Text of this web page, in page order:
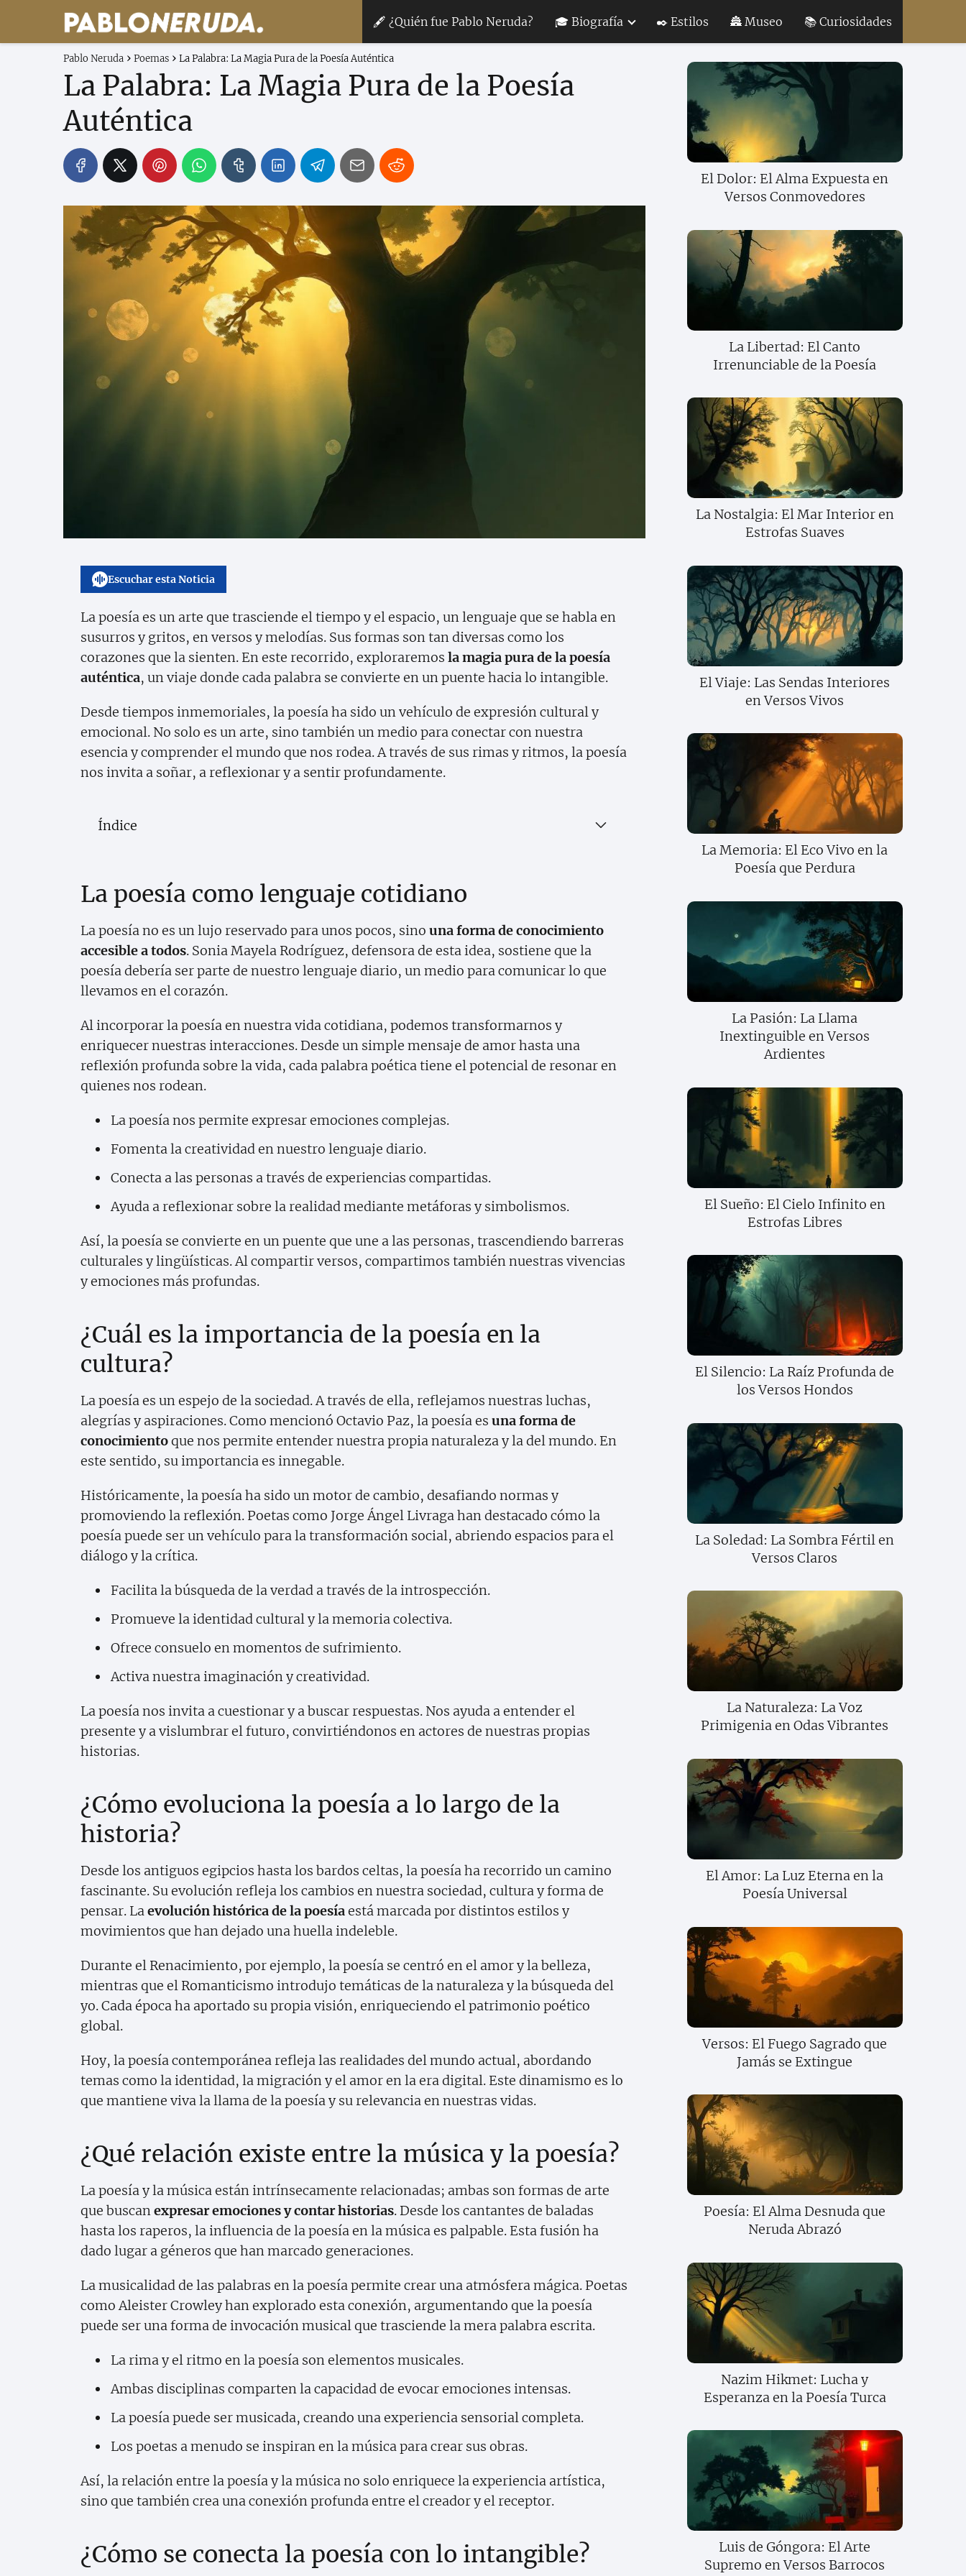
🖋 ¿Quién fue Pablo Neruda? 🎓 Biografía ✒️ Estilos 🏯 Museo 📚 Curiosidades
Pablo Neruda Poemas La Palabra: La Magia Pura de la Poesía Auténtica
La Palabra: La Magia Pura de la Poesía
Auténtica
Escuchar esta Noticia
La poesía es un arte que trasciende el tiempo y el espacio, un lenguaje que se habla en
susurros y gritos, en versos y melodías. Sus formas son tan diversas como los
corazones que la sienten. En este recorrido, exploraremos la magia pura de la poesía
auténtica, un viaje donde cada palabra se convierte en un puente hacia lo intangible.
Desde tiempos inmemoriales, la poesía ha sido un vehículo de expresión cultural y
emocional. No solo es un arte, sino también un medio para conectar con nuestra
esencia y comprender el mundo que nos rodea. A través de sus rimas y ritmos, la poesía
nos invita a soñar, a reflexionar y a sentir profundamente.
Índice
La poesía como lenguaje cotidiano
La poesía no es un lujo reservado para unos pocos, sino una forma de conocimiento
accesible a todos. Sonia Mayela Rodríguez, defensora de esta idea, sostiene que la
poesía debería ser parte de nuestro lenguaje diario, un medio para comunicar lo que
llevamos en el corazón.
Al incorporar la poesía en nuestra vida cotidiana, podemos transformarnos y
enriquecer nuestras interacciones. Desde un simple mensaje de amor hasta una
reflexión profunda sobre la vida, cada palabra poética tiene el potencial de resonar en
quienes nos rodean.
La poesía nos permite expresar emociones complejas.
Fomenta la creatividad en nuestro lenguaje diario.
Conecta a las personas a través de experiencias compartidas.
Ayuda a reflexionar sobre la realidad mediante metáforas y simbolismos.
Así, la poesía se convierte en un puente que une a las personas, trascendiendo barreras
culturales y lingüísticas. Al compartir versos, compartimos también nuestras vivencias
y emociones más profundas.
¿Cuál es la importancia de la poesía en la
cultura?
La poesía es un espejo de la sociedad. A través de ella, reflejamos nuestras luchas,
alegrías y aspiraciones. Como mencionó Octavio Paz, la poesía es una forma de
conocimientoque nos permite entender nuestra propia naturaleza y la del mundo. En
este sentido, su importancia es innegable.
Históricamente, la poesía ha sido un motor de cambio, desafiando normas y
promoviendo la reflexión. Poetas como Jorge Ángel Livraga han destacado cómo la
poesía puede ser un vehículo para la transformación social, abriendo espacios para el
diálogo y la crítica.
Facilita la búsqueda de la verdad a través de la introspección.
Promueve la identidad cultural y la memoria colectiva.
Ofrece consuelo en momentos de sufrimiento.
Activa nuestra imaginación y creatividad.
La poesía nos invita a cuestionar y a buscar respuestas. Nos ayuda a entender el
presente y a vislumbrar el futuro, convirtiéndonos en actores de nuestras propias
historias.
¿Cómo evoluciona la poesía a lo largo de la
historia?
Desde los antiguos egipcios hasta los bardos celtas, la poesía ha recorrido un camino
fascinante. Su evolución refleja los cambios en nuestra sociedad, cultura y forma de
pensar. La evolución histórica de la poesíaestá marcada por distintos estilos y
movimientos que han dejado una huella indeleble.
Durante el Renacimiento, por ejemplo, la poesía se centró en el amor y la belleza,
mientras que el Romanticismo introdujo temáticas de la naturaleza y la búsqueda del
yo. Cada época ha aportado su propia visión, enriqueciendo el patrimonio poético
global.
Hoy, la poesía contemporánea refleja las realidades del mundo actual, abordando
temas como la identidad, la migración y el amor en la era digital. Este dinamismo es lo
que mantiene viva la llama de la poesía y su relevancia en nuestras vidas.
¿Qué relación existe entre la música y la poesía?
La poesía y la música están intrínsecamente relacionadas; ambas son formas de arte
que buscan expresar emociones y contar historias. Desde los cantantes de baladas
hasta los raperos, la influencia de la poesía en la música es palpable. Esta fusión ha
dado lugar a géneros que han marcado generaciones.
La musicalidad de las palabras en la poesía permite crear una atmósfera mágica. Poetas
como Aleister Crowley han explorado esta conexión, argumentando que la poesía
puede ser una forma de invocación musical que trasciende la mera palabra escrita.
La rima y el ritmo en la poesía son elementos musicales.
Ambas disciplinas comparten la capacidad de evocar emociones intensas.
La poesía puede ser musicada, creando una experiencia sensorial completa.
Los poetas a menudo se inspiran en la música para crear sus obras.
Así, la relación entre la poesía y la música no solo enriquece la experiencia artística,
sino que también crea una conexión profunda entre el creador y el receptor.
¿Cómo se conecta la poesía con lo intangible?
El Dolor: El Alma Expuesta en
Versos Conmovedores
La Libertad: El Canto
Irrenunciable de la Poesía
La Nostalgia: El Mar Interior en
Estrofas Suaves
El Viaje: Las Sendas Interiores
en Versos Vivos
La Memoria: El Eco Vivo en la
Poesía que Perdura
La Pasión: La Llama
Inextinguible en Versos
Ardientes
El Sueño: El Cielo Infinito en
Estrofas Libres
El Silencio: La Raíz Profunda de
los Versos Hondos
La Soledad: La Sombra Fértil en
Versos Claros
La Naturaleza: La Voz
Primigenia en Odas Vibrantes
El Amor: La Luz Eterna en la
Poesía Universal
Versos: El Fuego Sagrado que
Jamás se Extingue
Poesía: El Alma Desnuda que
Neruda Abrazó
Nazim Hikmet: Lucha y
Esperanza en la Poesía Turca
Luis de Góngora: El Arte
Supremo en Versos Barrocos